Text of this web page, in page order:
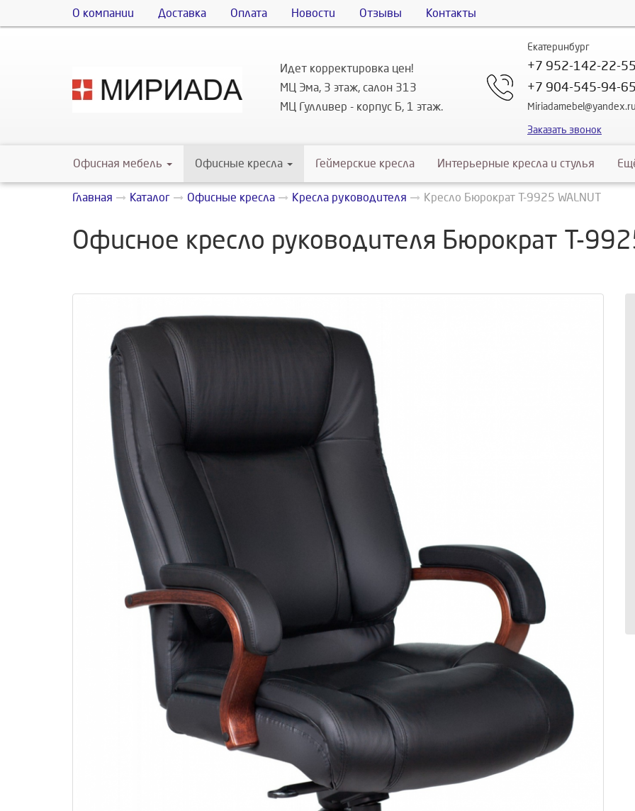
О компании Доставка Оплата Новости Отзывы Контакты
Идет корректировка цен!
МЦ Эма, 3 этаж, салон 313
МЦ Гулливер - корпус Б, 1 этаж.
Екатеринбург
+7 952-142-22-55
+7 904-545-94-65
Miriadamebel@yandex.ru
Заказать звонок
Офисная мебель Офисные кресла Геймерские кресла Интерьерные кресла и стулья
Главная Каталог Офисные кресла Кресла руководителя Кресло Бюрократ T-9925 WALNUT
Офисное кресло руководителя Бюрократ T-